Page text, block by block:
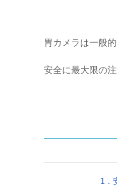
胃カメラは一般
安全に最大限の
1．